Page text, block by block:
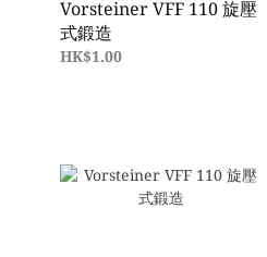
Vorsteiner VFF 110 旋壓
式鍛造
HK$1.00